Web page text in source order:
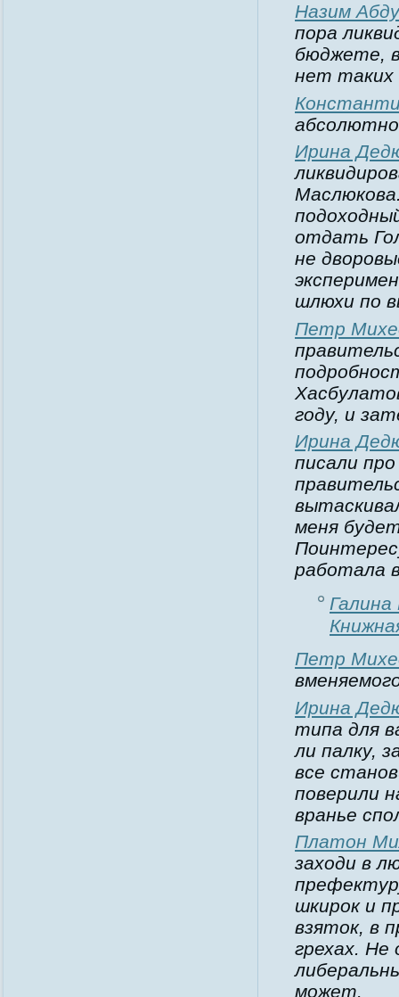
Назим
пора
бюджете,
нет таких
Ирина
отдать
не
шлюхи по
Петр
году, и
Ирина
писали
меня
работала
Петр
Ирина
типа для
ли палку,
все
поверили
вранье
Платон
заходи в
шкирок и
взяток, в
грехах.
может.